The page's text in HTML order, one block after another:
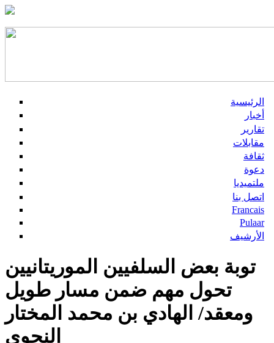
الرئيسية
أخبار
تقارير
مقابلات
ثقافة
دعوة
ملتميديا
اتصل بنا
Francais
Pulaar
الأرشيف
توبة بعض السلفيين الموريتانيين
تحول مهم ضمن مسار طويل
ومعقد/ الهادي بن محمد المختار
النحوي